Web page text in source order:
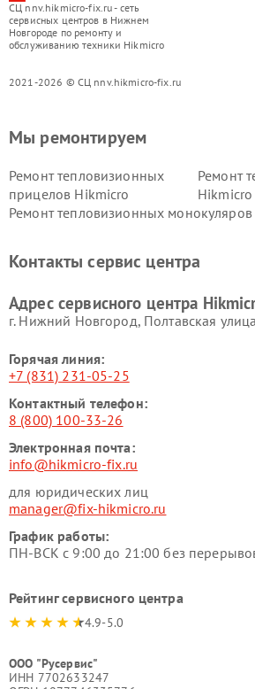
СЦ nnv.hikmicro-fix.ru - сеть
сервисных центров в Нижнем
Новгороде по ремонту и
обслуживанию техники Hikmicro
2021-2026 © СЦ nnv.hikmicro-fix.ru
Мы ремонтируем
Ремонт тепловизионных
прицелов Hikmicro
Ремонт
Hikmicro
Ремонт тепловизионных
Контакты сервис центра
Адрес сервисного центра
г. Нижний Новгород, Полтавская
Горячая линия:
+7 (831) 231-05-25
Контактный телефон:
8 (800) 100-33-26
Электронная почта:
info@hikmicro-fix.ru
для юридических лиц
manager@fix-hikmicro.ru
График работы:
ПН-ВСК с 9:00 до 21:00 без
Рейтинг сервисного центра
4.9-5.0
ООО "Русервис"
ИНН 7702633247